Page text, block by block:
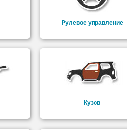
Рулевое управление
Кузов